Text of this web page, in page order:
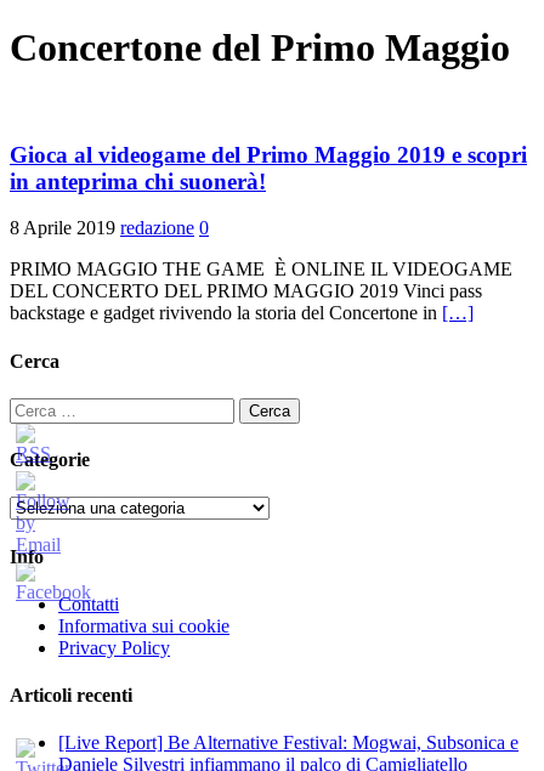
Concertone del Primo Maggio
Gioca al videogame del Primo Maggio 2019 e scopri
in anteprima chi suonerà!
8 Aprile 2019 redazione 0
PRIMO MAGGIO THE GAME È ONLINE IL VIDEOGAME
DEL CONCERTO DEL PRIMO MAGGIO 2019 Vinci pass
backstage e gadget rivivendo la storia del Concertone in […]
Cerca
Ricerca
per:
Categorie
Categorie
Info
Contatti
Informativa sui cookie
Privacy Policy
Articoli recenti
[Live Report] Be Alternative Festival: Mogwai, Subsonica e
Daniele Silvestri infiammano il palco di Camigliatello